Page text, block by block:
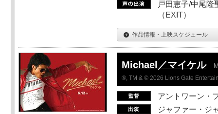
戸田恵子/中尾隆
（EXIT）
作品情報・上映スケジュール
Michael／マイケル
®, TM & © 2026 Lions Gate
アントワーン・
ジャファー・ジ